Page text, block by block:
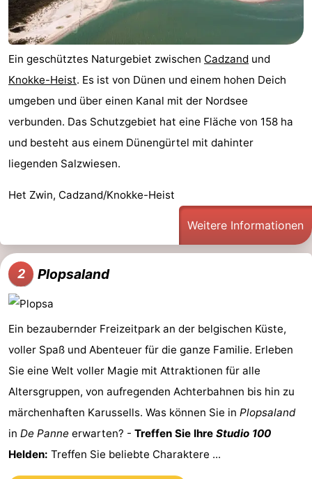
Zwin
Brügge
-
Gent
-
Ypern
Die
Küste
Natur
-
De
Haan
-
Bredene
-
Ostende
-
Middelkerke
-
Westende
Wetter
Kontakt
Ein geschütztes Naturgebiet zwischen Cadzand und
Knokke-Heist. Es ist von Dünen und einem hohen Deich
umgeben und über einen Kanal mit der Nordsee
verbunden. Das Schutzgebiet hat eine Fläche von 158 ha
und besteht aus einem Dünengürtel mit dahinter
liegenden Salzwiesen.
Het Zwin, Cadzand/Knokke-Heist
Weitere Informationen
2 Plopsaland
Ein bezaubernder Freizeitpark an der belgischen Küste,
voller Spaß und Abenteuer für die ganze Familie. Erleben
Sie eine Welt voller Magie mit Attraktionen für alle
Altersgruppen, von aufregenden Achterbahnen bis hin zu
märchenhaften Karussells. Was können Sie in Plopsaland
in De Panne erwarten? - Treffen Sie Ihre Studio 100
Helden: Treffen Sie beliebte Charaktere ...